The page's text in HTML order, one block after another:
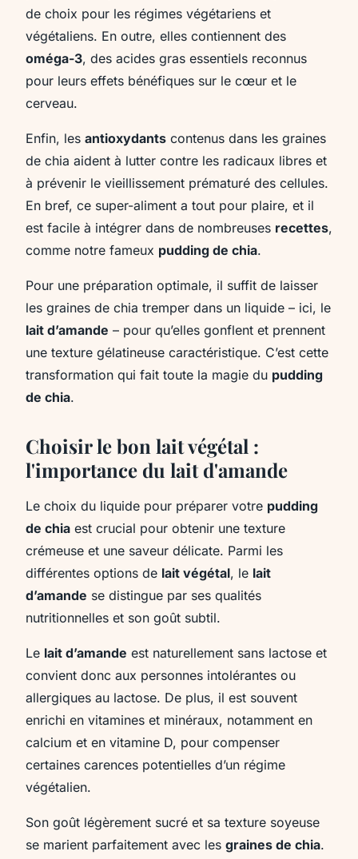
de choix pour les régimes végétariens et
végétaliens. En outre, elles contiennent des
oméga-3, des acides gras essentiels reconnus
pour leurs effets bénéfiques sur le cœur et le
cerveau.
Enfin, les antioxydants contenus dans les graines
de chia aident à lutter contre les radicaux libres et
à prévenir le vieillissement prématuré des cellules.
En bref, ce super-aliment a tout pour plaire, et il
est facile à intégrer dans de nombreuses recettes,
comme notre fameux pudding de chia.
Pour une préparation optimale, il suffit de laisser
les graines de chia tremper dans un liquide – ici, le
lait d’amande – pour qu’elles gonflent et prennent
une texture gélatineuse caractéristique. C’est cette
transformation qui fait toute la magie du pudding
de chia.
Choisir le bon lait végétal :
l'importance du lait d'amande
Le choix du liquide pour préparer votre pudding
de chia est crucial pour obtenir une texture
crémeuse et une saveur délicate. Parmi les
différentes options de lait végétal, le lait
d’amande se distingue par ses qualités
nutritionnelles et son goût subtil.
Le lait d’amande est naturellement sans lactose et
convient donc aux personnes intolérantes ou
allergiques au lactose. De plus, il est souvent
enrichi en vitamines et minéraux, notamment en
calcium et en vitamine D, pour compenser
certaines carences potentielles d’un régime
végétalien.
Son goût légèrement sucré et sa texture soyeuse
se marient parfaitement avec les graines de chia.